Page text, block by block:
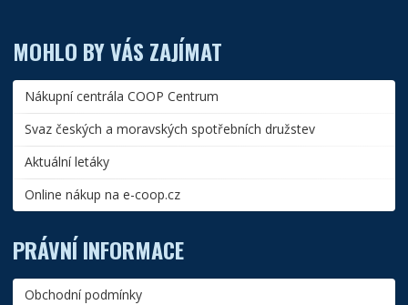
MOHLO BY VÁS ZAJÍMAT
Nákupní centrála COOP Centrum
Svaz českých a moravských spotřebních družstev
Aktuální letáky
Online nákup na e-coop.cz
PRÁVNÍ INFORMACE
Obchodní podmínky